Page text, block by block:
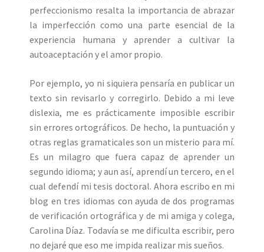
perfeccionismo resalta la importancia de abrazar
la imperfección como una parte esencial de la
experiencia humana y aprender a cultivar la
autoaceptación y el amor propio.
Por ejemplo, yo ni siquiera pensaría en publicar un
texto sin revisarlo y corregirlo. Debido a mi leve
dislexia, me es prácticamente imposible escribir
sin errores ortográficos. De hecho, la puntuación y
otras reglas gramaticales son un misterio para mí.
Es un milagro que fuera capaz de aprender un
segundo idioma; y aun así, aprendí un tercero, en el
cual defendí mi tesis doctoral. Ahora escribo en mi
blog en tres idiomas con ayuda de dos programas
de verificación ortográfica y de mi amiga y colega,
Carolina Díaz. Todavía se me dificulta escribir, pero
no dejaré que eso me impida realizar mis sueños.